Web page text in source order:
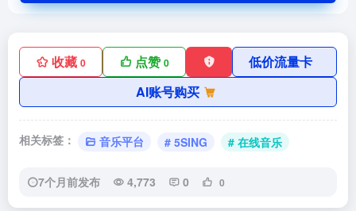
收藏 0 点赞0
低价流量卡
AI账号购买
相关标签： 音乐平台 # 5SING # 在线音乐
7个月前发布 4,773 0 0